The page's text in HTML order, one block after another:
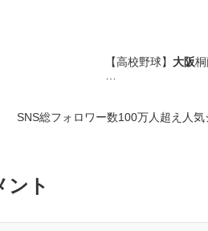
【高校野球】 大阪
SNS総フォロワー数100万人超え人
ント